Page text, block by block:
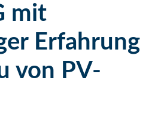
mit
Erfahrung
von PV-